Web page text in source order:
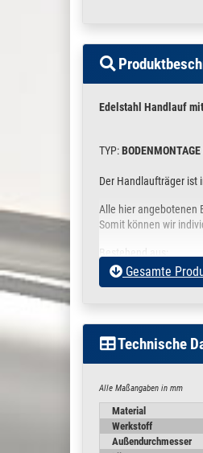
Edelstahl Handlauf
TYP:
Der Handlaufträger ist
Alle hier angebotenen
Somit können wir
Bestehend aus:
1. 2x Geländerpfosten
Der
. gebohrter
Automaten
o.ä. durch den
Eine
Gesamte
Technische
Alle Maßangaben in mm
Material
Werkstoff
Außendurchmesser